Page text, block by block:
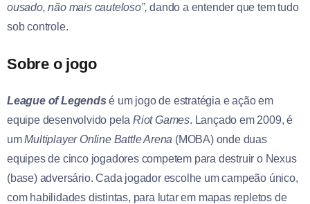
ousado, não mais cauteloso”, dando a entender que tem tudo
sob controle.
Sobre o jogo
League of Legends é um jogo de estratégia e ação em
equipe desenvolvido pelaRiot Games. Lançado em 2009, é
umMultiplayer Online Battle Arena (MOBA) onde duas
equipes de cinco jogadores competem para destruir o Nexus
(base) adversário. Cada jogador escolhe um campeão único,
com habilidades distintas, para lutar em mapas repletos de